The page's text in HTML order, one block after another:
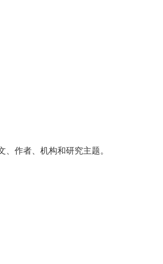
作者、机构和研究主题。